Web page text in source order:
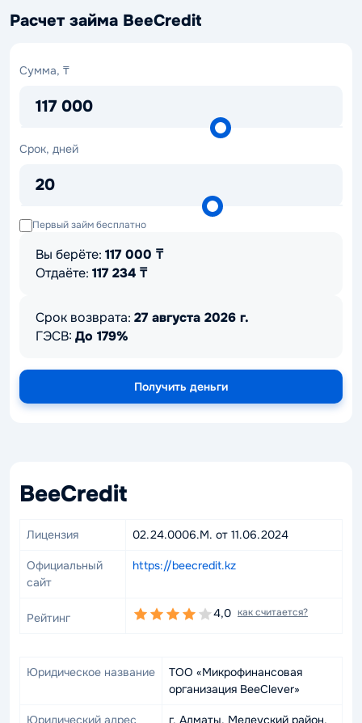
Расчет займа BeeCredit
Сумма, ₸
117 000
Сумма,
Срок, дней
20
Срок,
Первый займ бесплатно
Вы берёте: 117 000 ₸
Отдаёте: 117 234 ₸
Срок возврата: 27 августа 2026 г.
ГЭСВ: До 179%
Получить деньги
BeeCredit
Лицензия 02.24.0006.M. от 11.06.2024
Официальный
сайт
https://beecredit.kz
Рейтинг 4,0 как считается?
Юридическое название
ТОО «Микрофинансовая
организация BeeClever»
Юридический адрес г. Алматы, Медеуский район,